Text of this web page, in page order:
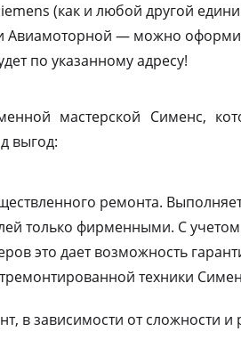
(как и любой другой
Авиамоторной — можно
по указанному адресу!
мастерской Сименс,
выгод:
ремонта.
только фирменными. С
это дает возможность
техники
в зависимости от сложности и